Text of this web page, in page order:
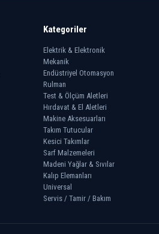
Kategoriler
Elektrik & Elektronik
Mekanik
Endüstriyel Otomasyon
Rulman
Test & Ölçüm Aletleri
Hırdavat & El Aletleri
Makine Aksesuarları
Takım Tutucular
Kesici Takımlar
Sarf Malzemeleri
Madeni Yağlar & Sıvılar
Kalıp Elemanları
Universal
Servis / Tamir / Bakım